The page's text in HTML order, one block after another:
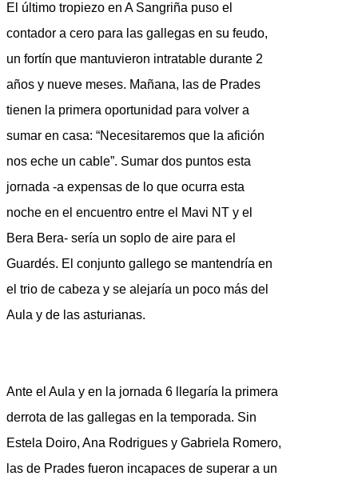
El último tropiezo en A Sangriña puso el
contador a cero para las gallegas en su feudo,
un fortín que mantuvieron intratable durante 2
años y nueve meses. Mañana, las de Prades
tienen la primera oportunidad para volver a
sumar en casa: “Necesitaremos que la afición
nos eche un cable”. Sumar dos puntos esta
jornada -a expensas de lo que ocurra esta
noche en el encuentro entre el Mavi NT y el
Bera Bera- sería un soplo de aire para el
Guardés. El conjunto gallego se mantendría en
el trio de cabeza y se alejaría un poco más del
Aula y de las asturianas.
Ante el Aula y en la jornada 6 llegaría la primera
derrota de las gallegas en la temporada. Sin
Estela Doiro, Ana Rodrigues y Gabriela Romero,
las de Prades fueron incapaces de superar a un